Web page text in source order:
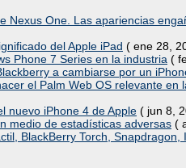
Nexus One. Las apariencias
del Apple iPad ( ene 28,
Phone 7 Series en la industria (
a cambiarse por un
el Palm Web OS relevante en
nuevo iPhone 4 de Apple ( jun 8,
medio de estadísticas adversas (
BlackBerry Torch, Snapdragon,